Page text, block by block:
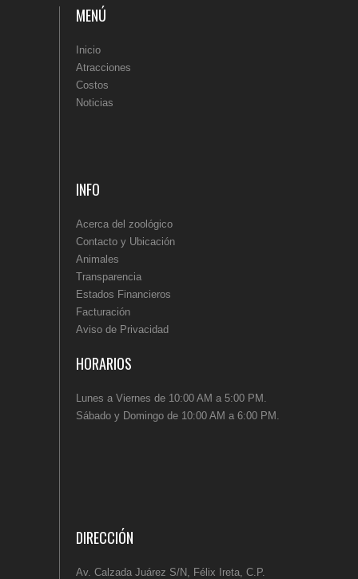
MENÚ
Inicio
Atracciones
Costos
Noticias
INFO
Acerca del zoológico
Contacto y Ubicación
Animales
Transparencia
Estados Financieros
Facturación
Aviso de Privacidad
HORARIOS
Lunes a Viernes de 10:00 AM a 5:00 PM.
Sábado y Domingo de 10:00 AM a 6:00 PM.
DIRECCIÓN
Av. Calzada Juárez S/N, Félix Ireta, C.P.